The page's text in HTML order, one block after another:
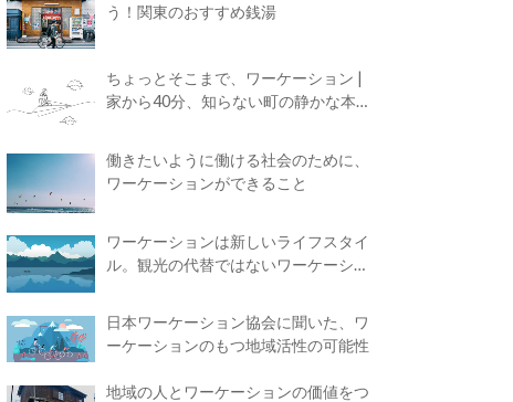
う！関東のおすすめ銭湯
ちょっとそこまで、ワーケーション |
家から40分、知らない町の静かな本屋
働きたいように働ける社会のために、
ワーケーションができること
ワーケーションは新しいライフスタイ
ル。観光の代替ではないワーケーショ
日本ワーケーション協会に聞いた、ワ
ーケーションのもつ地域活性の可能性
地域の人とワーケーションの価値をつ